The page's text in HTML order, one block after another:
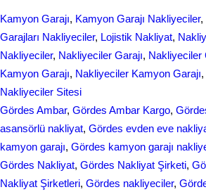
o
o
k
d
I
n
r
e
Kamyon Garajı, Kamyon Garajı Nakliyeciler,
Garajları Nakliyeciler, Lojistik Nakliyat,
Nakliyeciler, Nakliyeciler Garajı, Nakliyeciler
Kamyon Garajı, Nakliyeciler Kamyon Garajı
Nakliyeciler Sitesi
Gördes Ambar, Gördes Ambar Kargo,
asansörlü nakliyat, Gördes evden eve
kamyon garajı, Gördes kamyon garajı
Gördes Nakliyat, Gördes Nakliyat Şirketi,
Nakliyat Şirketleri, Gördes nakliyeciler,